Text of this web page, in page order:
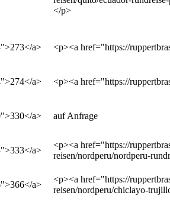
</p>
a>
<p><a href="https://
a>
<p><a href="https://
a>
auf Anfrage
a>
<p><a href="https://
reisen/nordperu/nordperu-
a>
<p><a href="https://
reisen/nordperu/chiclayo-